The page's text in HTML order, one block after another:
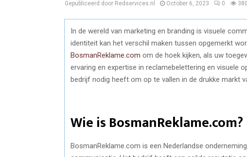
Gepubliceerd door Redservices.nl October 6, 2023 0 380
In de wereld van marketing en branding is visuele
identiteit kan het verschil maken tussen opgemerkt
BosmanReklame.com om de hoek kijken, als uw
ervaring en expertise in reclamebelettering en visuele
bedrijf nodig heeft om op te vallen in de drukke markt
Wie is BosmanReklame.com?
BosmanReklame.com is een Nederlandse